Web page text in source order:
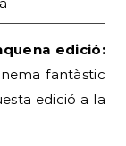
edició:
fantàstic
edició a la